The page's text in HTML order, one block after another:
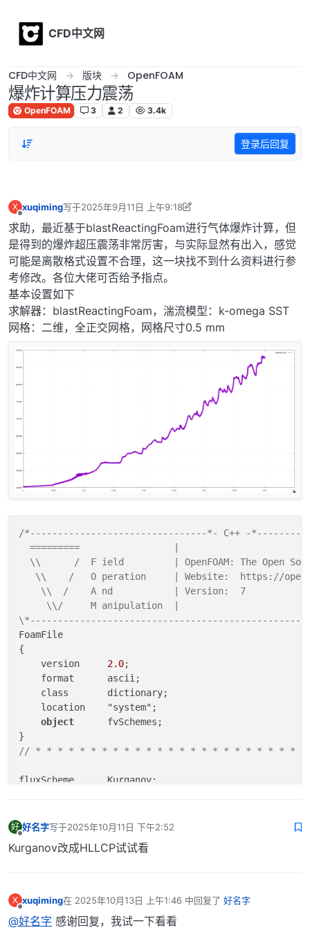
CFD中文网
CFD中文网 版块 OpenFOAM
爆炸计算压力震荡
OpenFOAM 3 2 3.4k
登录后回复
X
离线
xuqiming写于2025年9月11日 上午9:18
最后由 xuqiming 编辑2025年9月11日 下午5:23
求助，最近基于blastReactingFoam进行气体爆炸计算，但
是得到的爆炸超压震荡非常厉害，与实际显然有出入，感觉
可能是离散格式设置不合理，这一块找不到什么资料进行参
考修改。各位大佬可否给予指点。
基本设置如下
求解器：blastReactingFoam，湍流模型：k-omega SST
网格：二维，全正交网格，网格尺寸0.5 mm
/*--------------------------------*- C++ -
  =========                 |
\\      /  F ield         | OpenFOAM: The Open
\\    /   O peration     | Website:  https://
    \\  /    A nd           | Version:  7
     \\/     M anipulation  |
FoamFile
{
    version
2.0;
    format      ascii;
    class       dictionary;
    location    "system";
object
      fvSchemes;
// * * * * * * * * * * * * * * * * * * * * * * * *
fluxScheme      Kurganov;
{
    default         CrankNicolson
    timeIntegrator  RK2SSP;
gradSchemes
{
    default         Gauss linear;
好 好名字写于2025年10月11日 下午2:52
最后由 编辑
Kurganov改成HLLCP试试看
X
离线
xuqiming在 2025年10月13日 上午1:46 中回复了 好名字
最后由 编辑
@好名字 感谢回复，我试一下看看